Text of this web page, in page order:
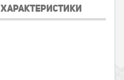
ХАРАКТЕРИСТИКИ